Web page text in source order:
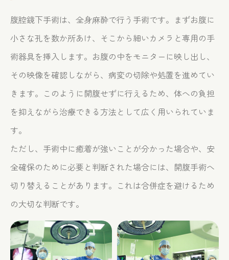
腹腔鏡下手術は、全身麻酔で行う手術です。まずお腹に
小さな孔を数か所あけ、そこから細いカメラと専用の手
術器具を挿入します。お腹の中をモニターに映し出し、
その映像を確認しながら、病変の切除や処置を進めてい
きます。このように開腹せずに行えるため、体への負担
を抑えながら治療できる方法として広く用いられていま
す。
ただし、手術中に癒着が強いことが分かった場合や、安
全確保のために必要と判断された場合には、開腹手術へ
切り替えることがあります。これは合併症を避けるため
の大切な判断です。